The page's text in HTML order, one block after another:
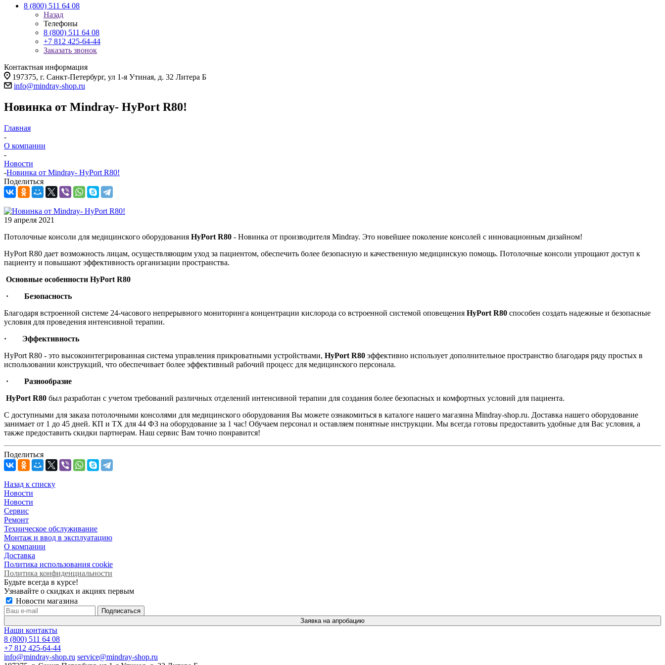
8 (800) 511 64 08
Назад
Телефоны
8 (800) 511 64 08
+7 812 425-64-44
Заказать звонок
Контактная информация
197375, г. Санкт-Петербург, ул 1-я Утиная, д. 32 Литера Б
info@mindray-shop.ru
Новинка от Mindray- HyPort R80!
Главная
-
О компании
-
Новости
-Новинка от Mindray- HyPort R80!
Поделиться
19 апреля 2021
Потолочные консоли для медицинского оборудования HyPort R80 - Новинка от производителя Mindray. Это новейшее поколение консолей с инновационным дизайном!
HyPort R80 дает возможность лицам, осуществляющим уход за пациентом, обеспечить более безопасную и качественную медицинскую помощь. Потолочные консоли упрощают доступ к
пациенту и повышают эффективность организации пространства.
Основные особенности HyPort R80
· Безопасность
Благодаря встроенной системе 24-часового непрерывного мониторинга концентрации кислорода со встроенной системой оповещения HyPort R80 способен создать надежные и безопасные
условия для проведения интенсивной терапии.
· Эффективность
HyPort R80 - это высокоинтегрированная система управления прикроватными устройствами, HyPort R80 эффективно использует дополнительное пространство благодаря ряду простых в
использовании конструкций, что обеспечивает более эффективный рабочий процесс для медицинского персонала.
· Разнообразие
HyPort R80 был разработан с учетом требований различных отделений интенсивной терапии для создания более безопасных и комфортных условий для пациента.
С доступными для заказа потолочными консолями для медицинского оборудования Вы можете ознакомиться в каталоге нашего магазина Mindray-shop.ru. Доставка нашего оборудование
занимает от 1 до 45 дней. КП и ТХ для 44 ФЗ на оборудование за 1 час! Обучаем персонал и оставляем понятные инструкции. Мы всегда готовы предоставить удобные для Вас условия, а
также предоставить скидки партнерам. Наш сервис Вам точно понравится!
Поделиться
Назад к списку
Новости
Новости
Сервис
Ремонт
Техническое обслуживание
Монтаж и ввод в эксплуатацию
О компании
Доставка
Политика использования cookie
Политика конфиденциальности
Будьте всегда в курсе!
Узнавайте о скидках и акциях первым
Новости магазина
Заявка на апробацию
Наши контакты
8 (800) 511 64 08
+7 812 425-64-44
info@mindray-shop.ru service@mindray-shop.ru